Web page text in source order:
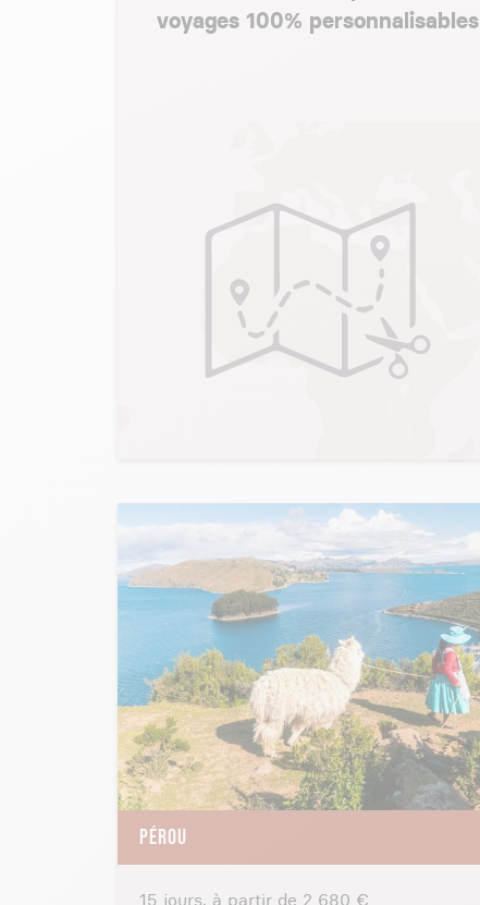
voyages 100% personnalisables
PÉROU
15 jours, à partir de 2 680 €